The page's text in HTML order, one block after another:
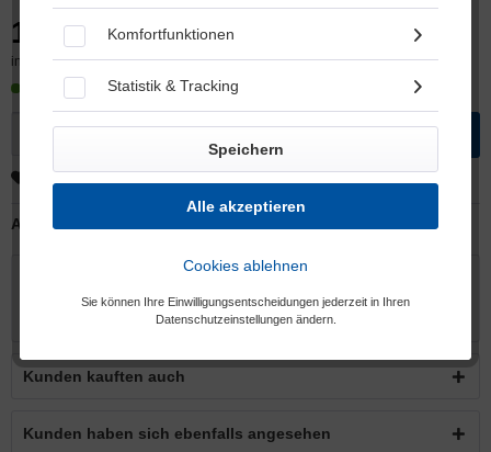
Komfortfunktionen
Statistik & Tracking
Speichern
Alle akzeptieren
Cookies ablehnen
Sie können Ihre Einwilligungsentscheidungen jederzeit in Ihren
Datenschutzeinstellungen ändern.
13,90 € *
inkl. MwSt.zzgl. Versandkosten
Sofort versandfertig, Lieferzeit ca. 5-6 Werktage
Merken
Artikel-Nr.:
Design Medizin-Roboter und RWTH Aachen University-Logo in
edler Sandstrahlgravur...mehr
Kunden kauften auch
Kunden haben sich ebenfalls angesehen